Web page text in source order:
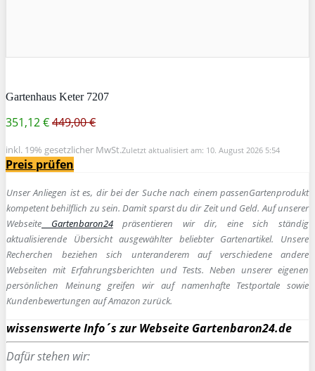
Gartenhaus Keter 7207
351,12 €449,00 €
inkl. 19% gesetzlicher MwSt.Zuletzt aktualisiert am: 10. August 2026 5:54
Preis prüfen
Unser Anliegen ist es, dir bei der Suche nach einem passenGartenprodukt
kompetent behilflich zu sein.Damit sparst du dir Zeit und Geld. Auf unserer
Webseite Gartenbaron24präsentieren wir dir, eine sich ständig
aktualisierende Übersicht ausgewählter beliebter Gartenartikel. Unsere
Recherchen beziehen sich unteranderem auf verschiedene andere
Webseiten mit Erfahrungsberichten und Tests. Neben unserer eigenen
persönlichen Meinung greifen wir auf namenhafte Testportale sowie
Kundenbewertungen auf Amazon zurück.
wissenswerte Info´s zur Webseite Gartenbaron24.de
Dafür stehen wir: